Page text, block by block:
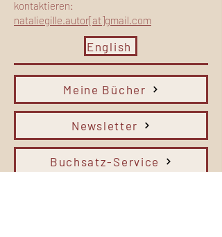
kontaktieren:
nataliegille.autor[at]gmail.com
English
Meine Bücher
Newsletter
Buchsatz-Service